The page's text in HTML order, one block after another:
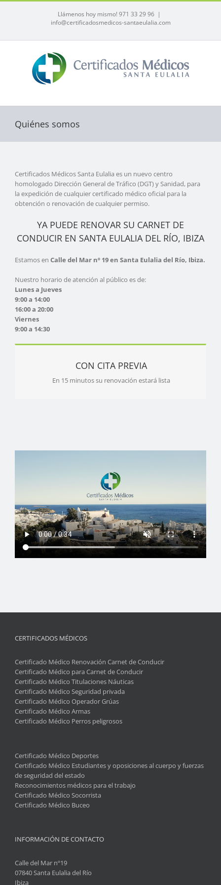
Saltar
Llámenos hoy mismo! 971 33 29 96 |
info@certificadosmedicos-santaeulalia.com
Quiénes somos
Certificados Médicos Santa Eulalia es un nuevo centro
homologado Dirección General de Tráfico (DGT) y Sanidad, para
la expedición de cualquier certificado médico oficial para la
obtención o renovación de cualquier permiso.
YA PUEDE RENOVAR SU CARNET DE
CONDUCIR EN SANTA EULALIA DEL RÍO, IBIZA
Estamos en Calle del Mar nº 19 en Santa Eulalia del Río, Ibiza.
Nuestro horario de atención al público es de:
Lunes a Jueves
9:00 a 14:00
16:00 a 20:00
Viernes
9:00 a 14:30
CON CITA PREVIA
En 15 minutos su renovación estará lista
CERTIFICADOS MÉDICOS
Certificado Médico Renovación Carnet de Conducir
Certificado Médico para Carnet de Conducir
Certificado Médico Titulaciones Náuticas
Certificado Médico Seguridad privada
Certificado Médico Operador Grúas
Certificado Médico Armas
Certificado Médico Perros peligrosos
Certificado Médico Deportes
Certificado Médico Estudiantes y oposiciones al cuerpo y fuerzas
de seguridad del estado
Reconocimientos médicos para el trabajo
Certificado Médico Socorrista
Certificado Médico Buceo
INFORMACIÓN DE CONTACTO
Calle del Mar nº19
07840 Santa Eulalia del Río
Ibiza